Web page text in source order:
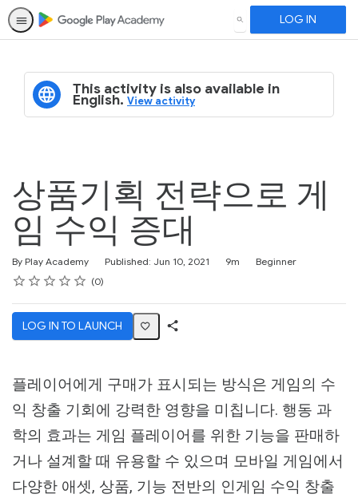
SEARCH LOG IN
This activity is also available in
English.View activity
상품기획 전략으로 게
임 수익 증대
By Play Academy Published: Jun 10, 2021
Duration 9m
Difficulty
Beginner
Rating
1 star
2 stars
3 stars
4 stars
5 stars
Average rating: 0 0
No reviews
LOG IN TO LAUNCH
플레이어에게 구매가 표시되는 방식은 게임의 수
익 창출 기회에 강력한 영향을 미칩니다. 행동 과
학의 효과는 게임 플레이어를 위한 기능을 판매하
거나 설계할 때 유용할 수 있으며 모바일 게임에서
다양한 애셋, 상품, 기능 전반의 인게임 수익 창출